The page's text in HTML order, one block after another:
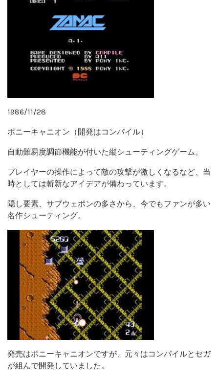
1986/11/28
ポニーキャニオン（開発はコンパイル）
自動難易度調節機能が付いた縦シューティングゲーム。
プレイヤーの操作によって敵の攻撃が激しくなるなど、当
時としては斬新なアイデアが備わっています。
隠し要素、サブウェポンの多さから、今でもファンが多い
名作シューティング。
発売はポニーキャニオンですが、元々はコンパイルとセガ
が組んで開発していました。